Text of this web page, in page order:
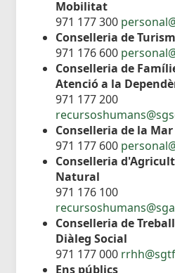
Mobilitat
971 177 300
Conselleria de
971 176 600
Conselleria de
Atenció a la
971 177 200
Conselleria de la
971 177 600
Conselleria
Natural
971 176 100
Conselleria de
Diàleg Social
971 177 000
Ens públics